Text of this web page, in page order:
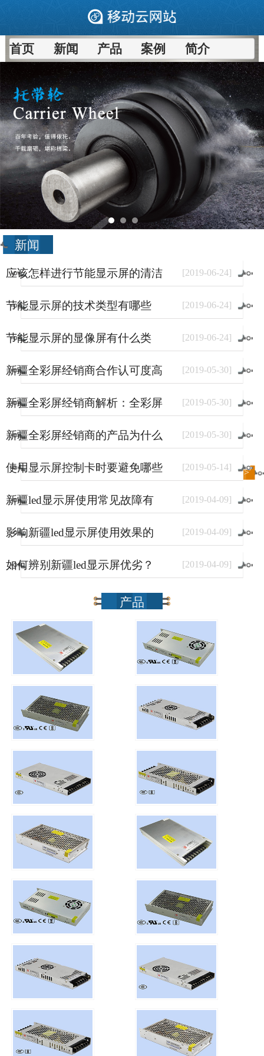
首页 新闻 产品 案例 简介
新闻
应该怎样进行节能显示屏的清洁
和保养
[2019-06-24]
节能显示屏的技术类型有哪些 [2019-06-24]
节能显示屏的显像屏有什么类
型？
[2019-06-24]
新疆全彩屏经销商合作认可度高
的原因
[2019-05-30]
新疆全彩屏经销商解析：全彩屏
使用量大幅上涨的原因
[2019-05-30]
新疆全彩屏经销商的产品为什么
销量好？
[2019-05-30]
使用显示屏控制卡时要避免哪些
事情？
[2019-05-14]
新疆led显示屏使用常见故障有
哪些？
[2019-04-09]
影响新疆led显示屏使用效果的
因素有哪些？
[2019-04-09]
如何辨别新疆led显示屏优劣？ [2019-04-09]
进入新闻 频道>>
产品